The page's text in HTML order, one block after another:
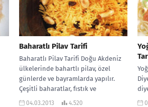
Baharatlı Pilav Tarifi
Baharatlı Pilav Tarifi Doğu Akdeniz
ülkelerinde bahartlı pilav, özel
günlerde ve bayramlarda yapılır.
Çeşitli baharatlar, fıstık ve
kurutulmuş meyveler pirinci...
04.03.2013 4.520